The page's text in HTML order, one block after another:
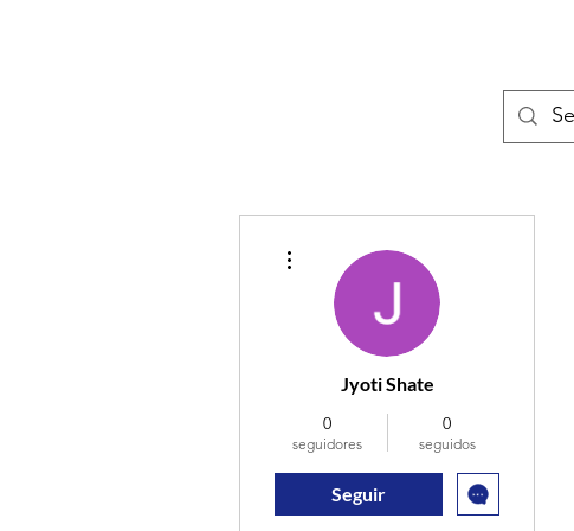
Jyoti Shate
0
seguidores
0
seguidos
Seguir